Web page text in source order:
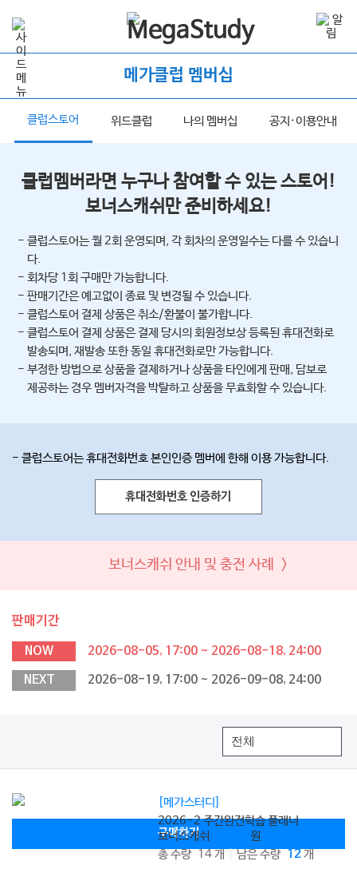
메가클럽 멤버십
클럽스토어 위드클럽 나의 멤버십 공지·이용안내
클럽멤버라면 누구나 참여할 수 있는 스토어!
보너스캐쉬만 준비하세요!
- 클럽스토어는 월 2회 운영되며, 각 회차의 운영일수는 다를 수 있습니
다.
- 회차당 1회 구매만 가능합니다.
- 판매기간은 예고없이 종료 및 변경될 수 있습니다.
- 클럽스토어 결제 상품은 취소/환불이 불가합니다.
- 클럽스토어 결제 상품은 결제 당시의 회원정보상 등록된 휴대전화로
발송되며, 재발송 또한 동일 휴대전화로만 가능합니다.
- 부정한 방법으로 상품을 결제하거나 상품을 타인에게 판매, 담보로
제공하는 경우 멤버자격을 박탈하고 상품을 무효화할 수 있습니다.
- 클럽스토어는 휴대전화번호 본인인증 멤버에 한해 이용 가능합니다.
휴대전화번호 인증하기
보너스캐쉬 안내 및 충전 사례 >
판매기간
NOW 2026-08-05, 17:00 ~ 2026-08-18, 24:00
NEXT 2026-08-19, 17:00 ~ 2026-09-08, 24:00
[메가스터디]
2026-2 주간완전학습 플래너
보너스캐쉬
원
총 수량 14 개
남은 수량 12개
구매하기